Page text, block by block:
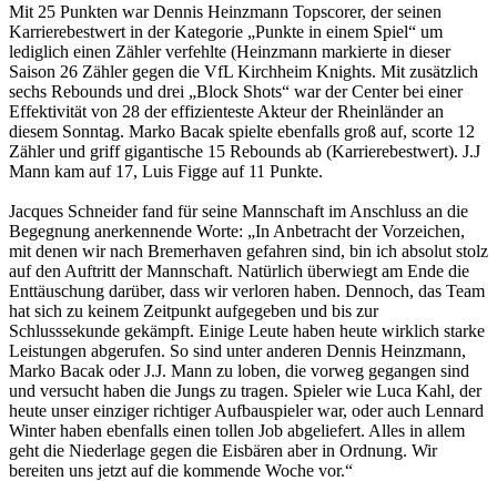
Mit 25 Punkten war Dennis Heinzmann Topscorer, der seinen
Karrierebestwert in der Kategorie „Punkte in einem Spiel“ um
lediglich einen Zähler verfehlte (Heinzmann markierte in dieser
Saison 26 Zähler gegen die VfL Kirchheim Knights. Mit zusätzlich
sechs Rebounds und drei „Block Shots“ war der Center bei einer
Effektivität von 28 der effizienteste Akteur der Rheinländer an
diesem Sonntag. Marko Bacak spielte ebenfalls groß auf, scorte 12
Zähler und griff gigantische 15 Rebounds ab (Karrierebestwert). J.J
Mann kam auf 17, Luis Figge auf 11 Punkte.
Jacques Schneider fand für seine Mannschaft im Anschluss an die
Begegnung anerkennende Worte: „In Anbetracht der Vorzeichen,
mit denen wir nach Bremerhaven gefahren sind, bin ich absolut stolz
auf den Auftritt der Mannschaft. Natürlich überwiegt am Ende die
Enttäuschung darüber, dass wir verloren haben. Dennoch, das Team
hat sich zu keinem Zeitpunkt aufgegeben und bis zur
Schlusssekunde gekämpft. Einige Leute haben heute wirklich starke
Leistungen abgerufen. So sind unter anderen Dennis Heinzmann,
Marko Bacak oder J.J. Mann zu loben, die vorweg gegangen sind
und versucht haben die Jungs zu tragen. Spieler wie Luca Kahl, der
heute unser einziger richtiger Aufbauspieler war, oder auch Lennard
Winter haben ebenfalls einen tollen Job abgeliefert. Alles in allem
geht die Niederlage gegen die Eisbären aber in Ordnung. Wir
bereiten uns jetzt auf die kommende Woche vor.“